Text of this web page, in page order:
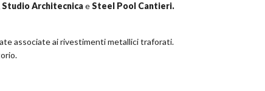
ArchitecnicaeSteel Pool Cantieri.
associate ai rivestimenti metallici traforati.